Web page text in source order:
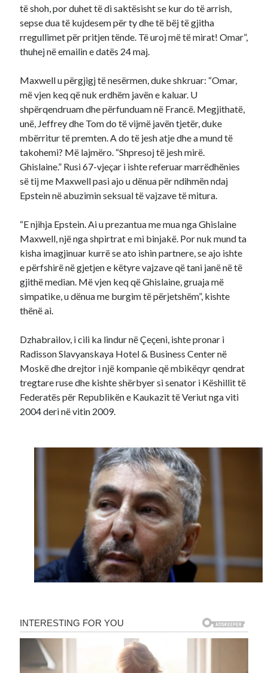
të shoh, por duhet të di saktësisht se kur do të arrish,
sepse dua të kujdesem për ty dhe të bëj të gjitha
rregullimet për pritjen tënde. Të uroj më të mirat! Omar”,
thuhej në emailin e datës 24 maj.
Maxwell u përgjigj të nesërmen, duke shkruar: “Omar,
më vjen keq që nuk erdhëm javën e kaluar. U
shpërqendruam dhe përfunduam në Francë. Megjithatë,
unë, Jeffrey dhe Tom do të vijmë javën tjetër, duke
mbërritur të premten. A do të jesh atje dhe a mund të
takohemi? Më lajmëro. “Shpresoj të jesh mirë.
Ghislaine.” Rusi 67-vjeçar i ishte referuar marrëdhënies
së tij me Maxwell pasi ajo u dënua për ndihmën ndaj
Epstein në abuzimin seksual të vajzave të mitura.
“E njihja Epstein. Ai u prezantua me mua nga Ghislaine
Maxwell, një nga shpirtrat e mi binjakë. Por nuk mund ta
kisha imagjinuar kurrë se ato ishin partnere, se ajo ishte
e përfshirë në gjetjen e këtyre vajzave që tani janë në të
gjithë median. Më vjen keq që Ghislaine, gruaja më
simpatike, u dënua me burgim të përjetshëm”, kishte
thënë ai.
Dzhabrailov, i cili ka lindur në Çeçeni, ishte pronar i
Radisson Slavyanskaya Hotel & Business Center në
Moskë dhe drejtor i një kompanie që mbikëqyr qendrat
tregtare ruse dhe kishte shërbyer si senator i Këshillit të
Federatës për Republikën e Kaukazit të Veriut nga viti
2004 deri në vitin 2009.